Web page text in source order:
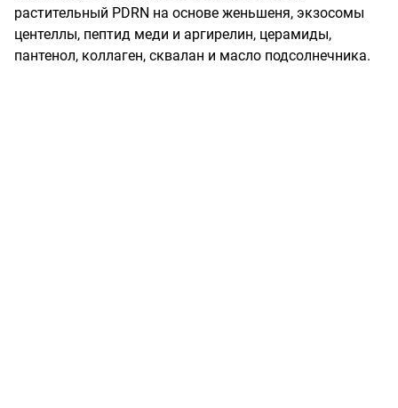
растительный PDRN на основе женьшеня, экзосомы
центеллы, пептид меди и аргирелин, церамиды,
пантенол, коллаген, сквалан и масло подсолнечника.